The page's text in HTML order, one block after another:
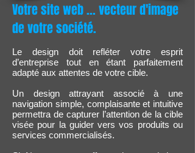
Votre site web ... vecteur d'image
de votre société.
Le design doit refléter votre esprit
d’entreprise tout en étant parfaitement
adapté aux attentes de votre cible.
Un design attrayant associé à une
navigation simple, complaisante et intuitive
permettra de capturer l’attention de la cible
visée pour la guider vers vos produits ou
services commercialisés.